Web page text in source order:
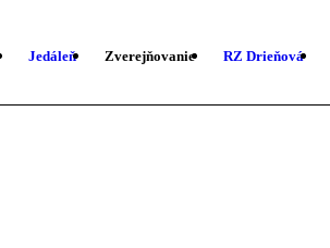
Jedáleň Zverejňovanie RZ Drieňová